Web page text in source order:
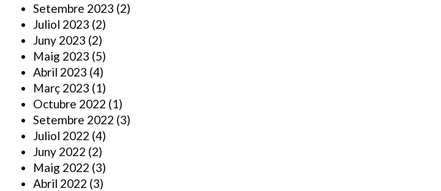
Setembre 2023 (2)
Juliol 2023 (2)
Juny 2023 (2)
Maig 2023 (5)
Abril 2023 (4)
Març 2023 (1)
Octubre 2022 (1)
Setembre 2022 (3)
Juliol 2022 (4)
Juny 2022 (2)
Maig 2022 (3)
Abril 2022 (3)